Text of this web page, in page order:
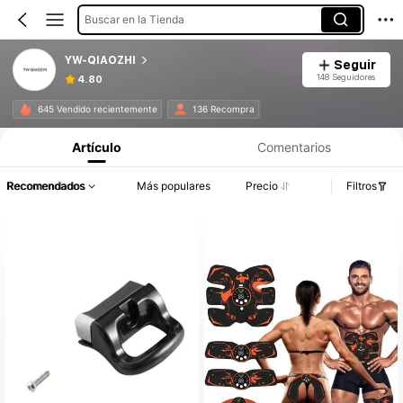
Buscar en la Tienda
YW-QIAOZHI
4.80
Seguir
148 Seguidores
645 Vendido recientemente 136 Recompra
Artículo Comentarios
Recomendados Más populares Precio Filtros